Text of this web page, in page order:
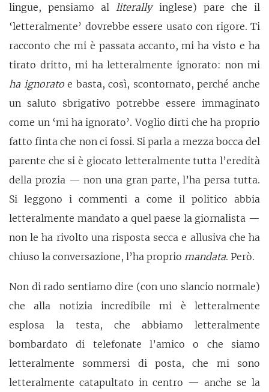
lingue, pensiamo al literallyinglese) pare che il
‘letteralmente’ dovrebbe essere usato con rigore. Ti
racconto che mi è passata accanto, mi ha visto e ha
tirato dritto, mi ha letteralmente ignorato: non mi
ha ignoratoe basta, così, scontornato, perché anche
un saluto sbrigativo potrebbe essere immaginato
come un ‘mi ha ignorato’. Voglio dirti che ha proprio
fatto finta che non ci fossi. Si parla a mezza bocca del
parente che si è giocato letteralmente tutta l’eredità
della prozia — non una gran parte, l’ha persa tutta.
Si leggono i commenti a come il politico abbia
letteralmente mandato a quel paese la giornalista —
non le ha rivolto una risposta secca e allusiva che ha
chiuso la conversazione, l’ha proprio mandata. Però.
Non di rado sentiamo dire (con uno slancio normale)
che alla notizia incredibile mi è letteralmente
esplosa la testa, che abbiamo letteralmente
bombardato di telefonate l’amico o che siamo
letteralmente sommersi di posta, che mi sono
letteralmente catapultato in centro — anche se la